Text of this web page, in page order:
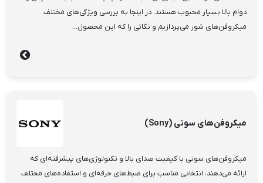
دوام بالا بسیار محبوب هستند. در اینجا به بررسی ویژگی‌های مختلف
میکروفن‌های شور می‌پردازیم و نکاتی را که این محصول...
میکروفن‌های سونی (Sony)
میکروفن‌های سونی با کیفیت صدای بالا و تکنولوژی‌های پیشرفته‌ای که
ارائه می‌دهند، انتخابی مناسب برای ضبط‌های حرفه‌ای و استفاده‌های مختلف